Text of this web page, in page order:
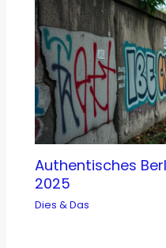
Authentisches
2025
Dies & Das